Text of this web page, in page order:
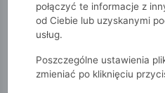
Monnari Zobacz wszystko
T-shirty
połączyć te informacje z
od Ciebie lub uzyskanymi
usług.
Poszczególne ustawienia
zmieniać po kliknięciu